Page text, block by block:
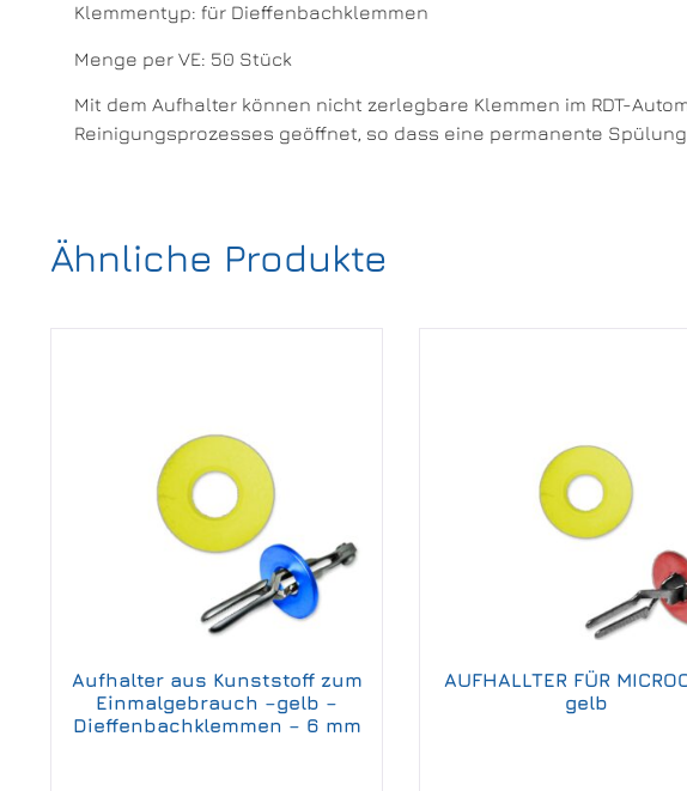
Klemmentyp: für Dieffenbachklemmen
Menge per VE: 50 Stück
Mit dem Aufhalter können nicht zerlegbare Klemmen im RDT-
Reinigungsprozesses geöffnet, so dass eine permanente
Ähnliche Produkte
Aufhalter aus Kunststoff zum
Einmalgebrauch –gelb –
Dieffenbachklemmen – 6 mm
AUFHALLTER FÜR
gelb